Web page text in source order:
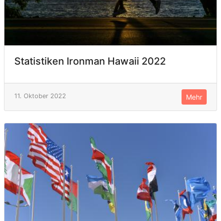
Statistiken Ironman Hawaii 2022
11. Oktober 2022 Mehr